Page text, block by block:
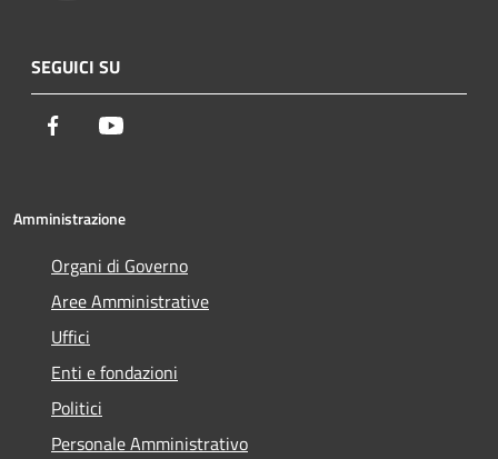
SEGUICI SU
Facebook
Amministrazione
Organi di Governo
Aree Amministrative
Uffici
Enti e fondazioni
Politici
Personale Amministrativo